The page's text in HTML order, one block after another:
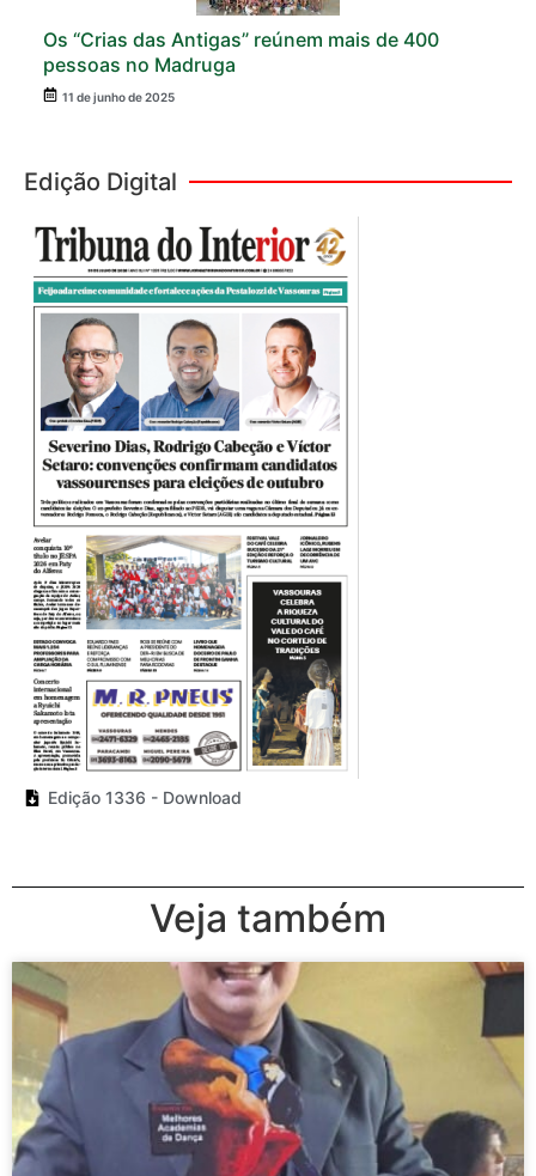
Os “Crias das Antigas” reúnem mais de 400
pessoas no Madruga
11 de junho de 2025
Edição Digital
Edição 1336 - Download
Veja também